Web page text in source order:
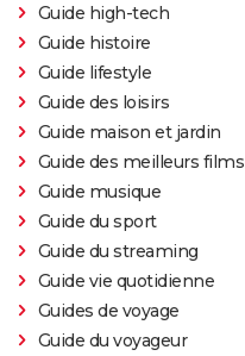
Guide high-tech
Guide histoire
Guide lifestyle
Guide des loisirs
Guide maison et jardin
Guide des meilleurs films
Guide musique
Guide du sport
Guide du streaming
Guide vie quotidienne
Guides de voyage
Guide du voyageur